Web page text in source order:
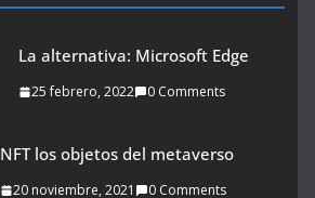
La alternativa: Microsoft Edge
25 febrero, 2022 0 Comments
NFT los objetos del metaverso
20 noviembre, 2021 0 Comments